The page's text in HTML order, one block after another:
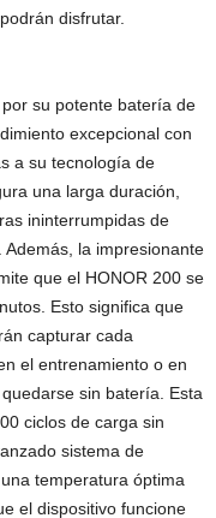
disfrutar.
su potente batería de
excepcional con
a su tecnología de
una larga duración,
ininterrumpidas de
la impresionante
que el HONOR 200 se
Esto significa que
capturar cada
el entrenamiento o en
sin batería. Esta
ciclos de carga sin
sistema de
temperatura óptima
el dispositivo funcione